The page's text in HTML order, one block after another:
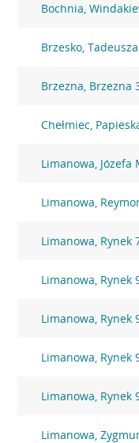
Bochnia,
Brzesko,
Brzezna, Brzezna
Chełmiec,
Limanowa, Józefa
Limanowa,
Limanowa, Rynek
Limanowa, Rynek
Limanowa, Rynek
Limanowa, Rynek
Limanowa, Rynek
Limanowa,